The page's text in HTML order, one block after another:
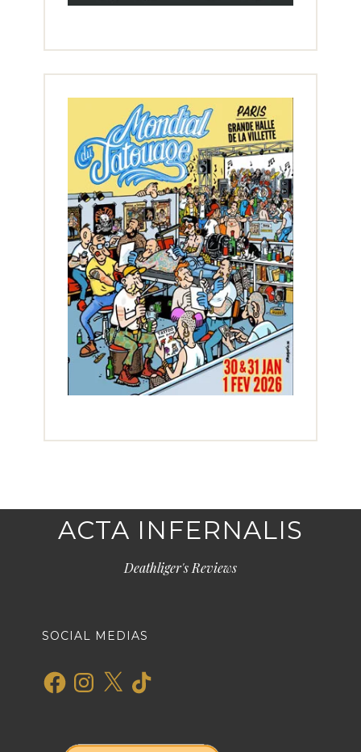
ACTA INFERNALIS
Deathliger's Reviews
SOCIAL MEDIAS
FacebookInstagram
X TikTok